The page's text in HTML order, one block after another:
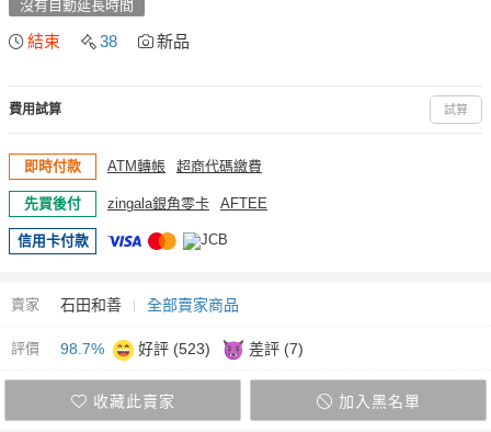
沒有自動延長時間
結束 38 新品
費用試算 試算
即時付款 ATM轉帳 超商代碼繳費
先買後付 zingala銀角零卡 AFTEE
信用卡付款
賣家 石田和善 全部賣家商品
評價 98.7% 好評 (523) 差評 (7)
收藏此賣家 加入黑名單